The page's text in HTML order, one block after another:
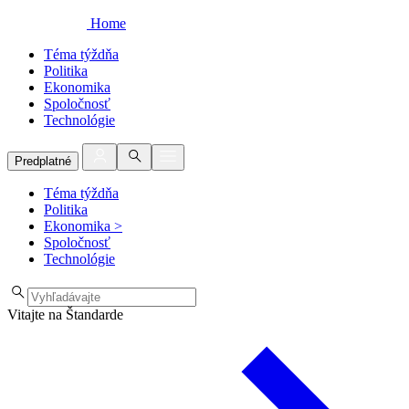
Home
Téma týždňa
Politika
Ekonomika
Spoločnosť
Technológie
Predplatné
Téma týždňa
Politika
Ekonomika >
Spoločnosť
Technológie
Vitajte na Štandarde